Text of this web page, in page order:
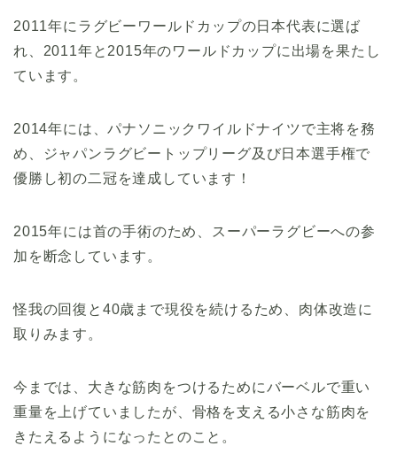
2011年にラグビーワールドカップの日本代表に選ば
れ、2011年と2015年のワールドカップに出場を果たし
ています。
2014年には、パナソニックワイルドナイツで主将を務
め、ジャパンラグビートップリーグ及び日本選手権で
優勝し初の二冠を達成しています！
2015年には首の手術のため、スーパーラグビーへの参
加を断念しています。
怪我の回復と40歳まで現役を続けるため、肉体改造に
取りみます。
今までは、大きな筋肉をつけるためにバーベルで重い
重量を上げていましたが、骨格を支える小さな筋肉を
きたえるようになったとのこと。